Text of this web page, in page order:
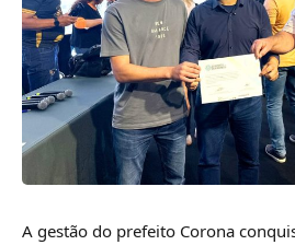
A gestão do prefeito Corona